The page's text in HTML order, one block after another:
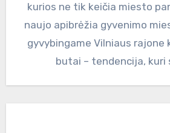
kurios ne tik keičia miesto
naujo apibrėžia gyvenimo
gyvybingame Vilniaus rajone
butai – tendencija, kuri